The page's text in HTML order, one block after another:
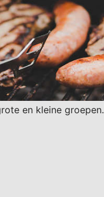
en kleine groepen.